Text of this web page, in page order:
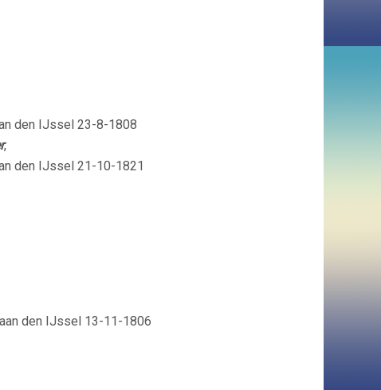
den IJssel 23-8-1808
,
den IJssel 21-10-1821
den IJssel 13-11-1806